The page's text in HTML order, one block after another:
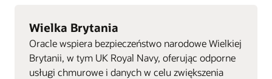
Wielka Brytania
Oracle wspiera bezpieczeństwo narodowe Wielkiej
Brytanii, w tym UK Royal Navy, oferując odporne
usługi chmurowe i danych w celu zwiększenia